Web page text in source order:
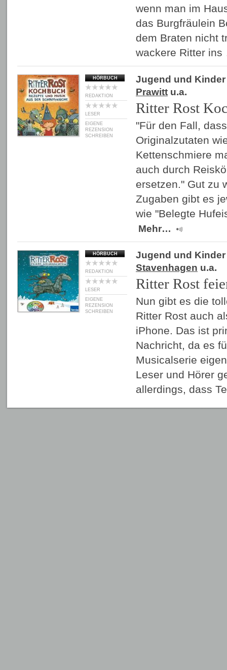
wenn man im
das Burgfräulein
dem Braten nicht
wackere Ritter
HÖRBUCH
REDAKTION
LESER
EIGENE
REZENSION
SCHREIBEN
Jugend und Kinder
Prawitt u.a.
Ritter Rost
"Für den Fall,
Originalzutaten
Kettenschmiere
auch durch
ersetzen." Gut zu
Zugaben gibt es
wie "Belegte
Mehr…
HÖRBUCH
REDAKTION
LESER
EIGENE
REZENSION
SCHREIBEN
Jugend und Kinder
Stavenhagen u.a.
Ritter Rost
Nun gibt es die
Ritter Rost auch
iPhone. Das ist
Nachricht, da es
Musicalserie
Leser und Hörer
allerdings, dass